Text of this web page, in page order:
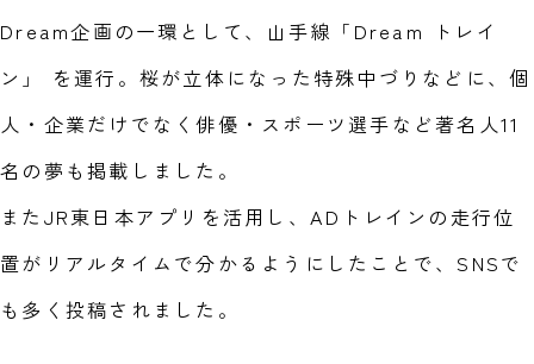
Dream企画の一環として、山手線「Dream トレイ
ン」 を運行。桜が立体になった特殊中づりなどに、個
人・企業だけでなく俳優・スポーツ選手など著名人11
名の夢も掲載しました。
またJR東日本アプリを活用し、ADトレインの走行位
置がリアルタイムで分かるようにしたことで、SNSで
も多く投稿されました。